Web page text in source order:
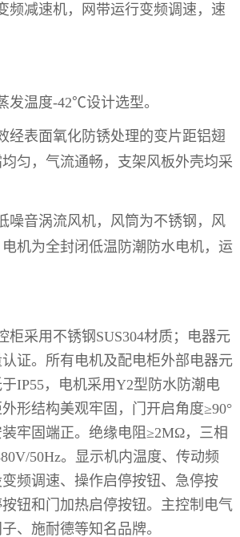
频减速机，网带运行变频调速，速
发温度-42℃设计选型。
经表面氧化防锈处理的变片距铝翅
匀，气流通畅，支架风板外壳均采
噪音涡流风机，风筒为不锈钢，风
机为全封闭低温防潮防水电机，运
柜采用不锈钢 SUS304材质；电器元
证。所有电机及配电柜外部电器元
IP55，电机采用Y2型防水防潮电
外形结构美观牢固，门开启角度≥90°
牢固端正。绝缘电阻≥2MΩ， 三相
50Hz。显示机内温度、传动频
频调速、操作启停按钮、急停按
钮和门加热启停按钮。主控制电气
、 施耐德等知名品牌。